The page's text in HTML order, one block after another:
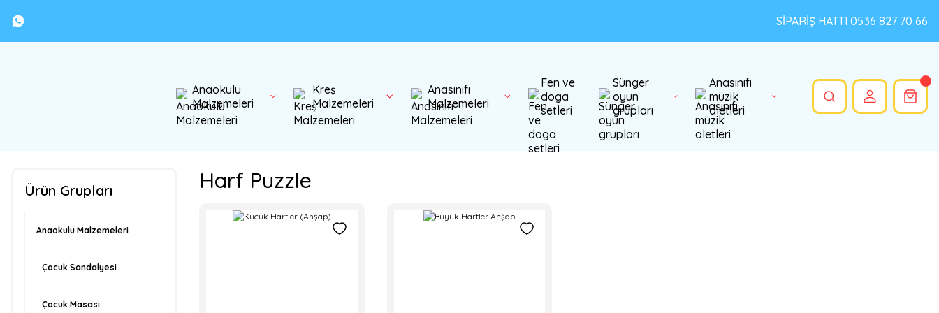
SİPARİŞ HATTI 0536 827 70 66
Anaokulu
Malzemeleri
Kreş
Malzemeleri
Anasınıfı
Malzemeleri
Fen ve
doga
setleri
Sünger
oyun
grupları
Anasınıfı
müzik
aletleri
Ürün Grupları
Anaokulu Malzemeleri
Çocuk Sandalyesi
Çocuk Masası
Harf Puzzle